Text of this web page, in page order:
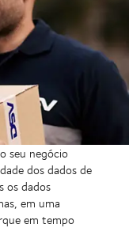
seu negócio
dos dados de
os dados
em uma
em tempo